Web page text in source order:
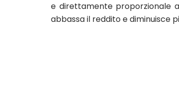
e direttamente proporzionale
abbassa il reddito e diminuisce